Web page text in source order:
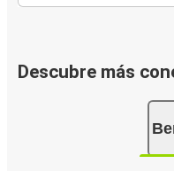
Descubre más